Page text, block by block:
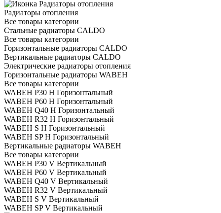
Радиаторы отопления
Все товары категории
Стальные радиаторы CALDO
Все товары категории
Горизонтальные радиаторы CALDO
Вертикальные радиаторы CALDO
Электрические радиаторы отопления
Горизонтальные радиаторы WABEH
Все товары категории
WABEH P30 H Горизонтальный
WABEH P60 H Горизонтальный
WABEH Q40 H Горизонтальный
WABEH R32 H Горизонтальный
WABEH S H Горизонтальный
WABEH SP H Горизонтальный
Вертикальные радиаторы WABEH
Все товары категории
WABEH P30 V Вертикальный
WABEH P60 V Вертикальный
WABEH Q40 V Вертикальный
WABEH R32 V Вертикальный
WABEH S V Вертикальный
WABEH SP V Вертикальный